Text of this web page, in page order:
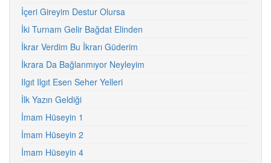
İçeri Gireyim Destur Olursa
İki Turnam Gelir Bağdat Elinden
İkrar Verdim Bu İkrarı Güderim
İkrara Da Bağlanmıyor Neyleyim
Ilgıt Ilgıt Esen Seher Yelleri
İlk Yazın Geldiği
İmam Hüseyin 1
İmam Hüseyin 2
İmam Hüseyin 4